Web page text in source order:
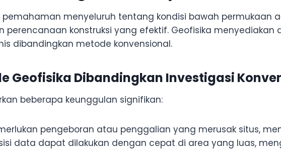
pemahaman menyeluruh tentang kondisi bawah permukaan
perencanaan konstruksi yang efektif. Geofisika
dibandingkan metode konvensional.
Geofisika Dibandingkan Investigasi
beberapa keunggulan signifikan:
pengeboran atau penggalian yang merusak situs,
data dapat dilakukan dengan cepat di area yang luas,